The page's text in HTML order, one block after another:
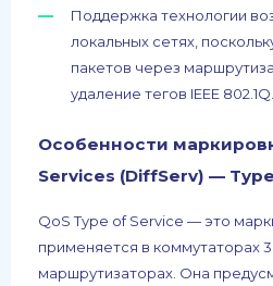
Поддержка технологии
локальных сетях,
пакетов через
удаление тегов IEEE 802.1Q.
Особенности
Services (DiffServ) —
QoS Type of Service — это
применяется в коммутаторах
маршрутизаторах. Она